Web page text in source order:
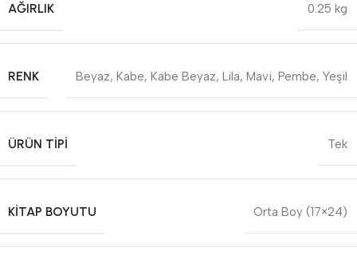
AĞIRLIK 0.25 kg
RENK Beyaz, Kabe, Kabe Beyaz, Lila, Mavi, Pembe, Yeşil
ÜRÜN TIPI Tek
KITAP BOYUTU Orta Boy (17×24)